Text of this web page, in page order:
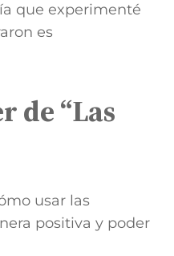
que experimenté
es
de “Las
usar las
positiva y poder